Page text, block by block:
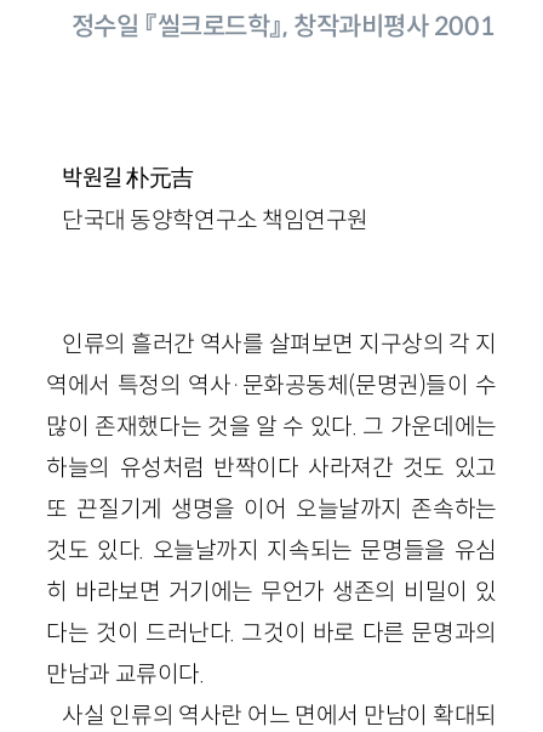
정수일 『씰크로드학』, 창작과비평사 2001
박원길 朴元吉
단국대 동양학연구소 책임연구원
인류의 흘러간 역사를 살펴보면 지구상의 각 지
역에서 특정의 역사·문화공동체(문명권)들이 수
많이 존재했다는 것을 알 수 있다. 그 가운데에는
하늘의 유성처럼 반짝이다 사라져간 것도 있고
또 끈질기게 생명을 이어 오늘날까지 존속하는
것도 있다. 오늘날까지 지속되는 문명들을 유심
히 바라보면 거기에는 무언가 생존의 비밀이 있
다는 것이 드러난다. 그것이 바로 다른 문명과의
만남과 교류이다.
사실 인류의 역사란 어느 면에서 만남이 확대되